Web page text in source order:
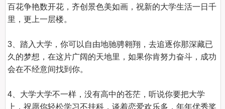
百花争艳数开花，齐创景色美如画，祝新的大学生活一日千
里，更上一层楼。
3、踏入大学，你可以自由地驰骋翱翔，去追逐你那深藏已
久的梦想，在这片广阔的天地里，如果你肯努力奋斗，成功
会在不经意间找到你。
4、大学大学不一样，没有高中的苍茫，听说你要把大学
上，祝愿你轻松学习不挂科，谈着恋爱欢乐多，年年优秀奖